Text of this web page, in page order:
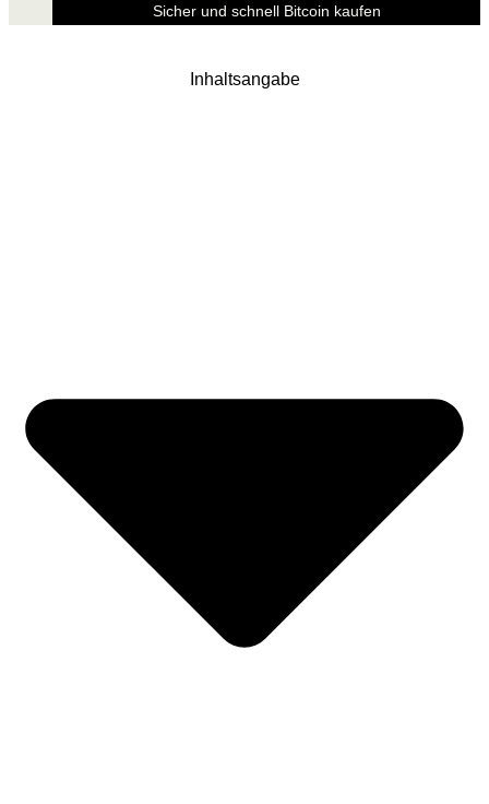
Sicher und schnell Bitcoin kaufen
Inhaltsangabe